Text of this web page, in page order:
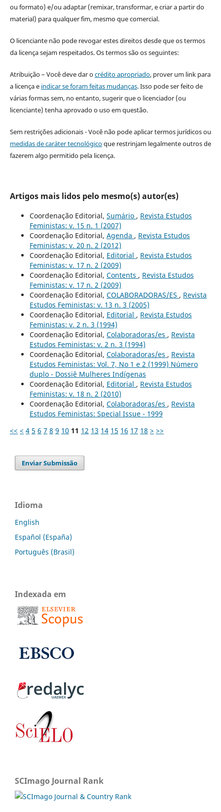
ou formato) e/ou adaptar (remixar, transformar, e criar a partir do
material) para qualquer fim, mesmo que comercial.
O licenciante não pode revogar estes direitos desde que os termos
da licença sejam respeitados. Os termos são os seguintes:
Atribuição – Você deve dar ocrédito apropriado, prover um link para
a licença e indicar se foram feitas mudanças. Isso pode ser feito de
várias formas sem, no entanto, sugerir que o licenciador (ou
licenciante) tenha aprovado o uso em questão.
Sem restrições adicionais - Você não pode aplicar termos jurídicos ou
medidas de caráter tecnológicoque restrinjam legalmente outros de
fazerem algo permitido pela licença.
Artigos mais lidos pelo mesmo(s) autor(es)
Coordenação Editorial, Sumário , Revista Estudos
Feministas: v. 15 n. 1 (2007)
Coordenação Editorial, Agenda , Revista Estudos
Feministas: v. 20 n. 2 (2012)
Coordenação Editorial, Editorial , Revista Estudos
Feministas: v. 17 n. 2 (2009)
Coordenação Editorial, Contents , Revista Estudos
Feministas: v. 17 n. 2 (2009)
Coordenação Editorial, COLABORADORAS/ES , Revista
Estudos Feministas: v. 13 n. 3 (2005)
Coordenação Editorial, Editorial , Revista Estudos
Feministas: v. 2 n. 3 (1994)
Coordenação Editorial, Colaboradoras/es , Revista
Estudos Feministas: v. 2 n. 3 (1994)
Coordenação Editorial, Colaboradoras/es , Revista
Estudos Feministas: Vol. 7, No 1 e 2 (1999) Número
duplo - Dossiê Mulheres Indígenas
Coordenação Editorial, Editorial , Revista Estudos
Feministas: v. 18 n. 2 (2010)
Coordenação Editorial, Colaboradoras/es , Revista
Estudos Feministas: Special Issue - 1999
<< < 4 5 6 7 8 9 10 11 12 13 14 15 16 17 18 > >>
Enviar Submissão
Idioma
English
Español (España)
Português (Brasil)
Indexada em
SCImago Journal Rank